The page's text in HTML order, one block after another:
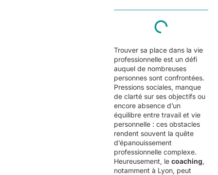
Trouver sa place dans la vie
professionnelle est un défi
auquel de nombreuses
personnes sont confrontées.
Pressions sociales, manque
de clarté sur ses objectifs ou
encore absence d’un
équilibre entre travail et vie
personnelle : ces obstacles
rendent souvent la quête
d’épanouissement
professionnelle complexe.
Heureusement, le coaching,
notamment à Lyon, peut